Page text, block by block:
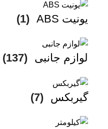
یونیت ABS (1)
لوازم جانبی (137)
گیربکس (7)